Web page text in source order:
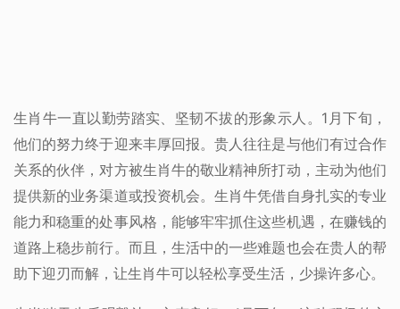
生肖牛一直以勤劳踏实、坚韧不拔的形象示人。1月下旬，
他们的努力终于迎来丰厚回报。贵人往往是与他们有过合作
关系的伙伴，对方被生肖牛的敬业精神所打动，主动为他们
提供新的业务渠道或投资机会。生肖牛凭借自身扎实的专业
能力和稳重的处事风格，能够牢牢抓住这些机遇，在赚钱的
道路上稳步前行。而且，生活中的一些难题也会在贵人的帮
助下迎刃而解，让生肖牛可以轻松享受生活，少操许多心。